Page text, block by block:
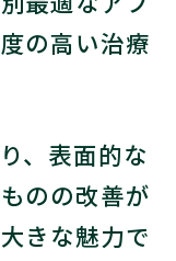
の高い治療
、表面的な
のの改善が
きな魅力で